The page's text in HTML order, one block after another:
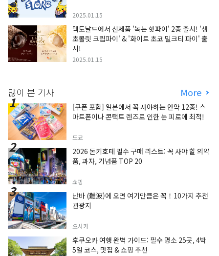
2025.01.15
맥도날드에서 신제품 '녹는 핫파이' 2종 출시! '생
초콜릿 크림파이' & '화이트 초코 밀크티 파이' 출
시!
2025.01.15
많이 본 기사 More
[쿠폰 포함] 일본에서 꼭 사야하는 안약 12종! 스
마트폰이나 콘택트 렌즈로 인한 눈 피로에 최적!
도쿄
2026 돈키호테 필수 구매 리스트: 꼭 사야 할 의약
품, 과자, 기념품 TOP 20
쇼핑
난바 (難波)에 오면 여기만큼은 꼭！10가지 추천
관광지
오사카
후쿠오카 여행 완벽 가이드: 필수 명소 25곳, 4박
5일 코스, 맛집 & 쇼핑 추천